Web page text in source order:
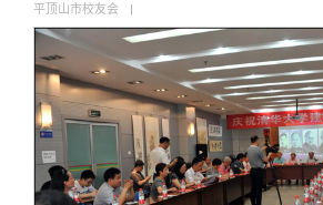
院系校友工作
专业委员会
捐赠新闻
捐赠纪事
《清华校友通讯》
《水木清华》
百年清华
清华人物
校友服务
平顶山市校友会
|